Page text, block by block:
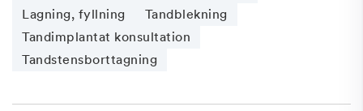
Lagning, fyllning
Tandblekning
Tandimplantat konsultation
Tandstensborttagning